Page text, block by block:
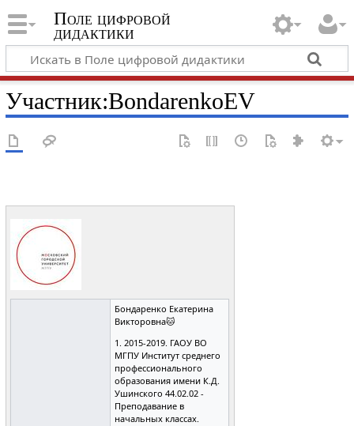
Поле цифровой
дидактики
Участник:BondarenkoEV
Бондаренко Екатерина
Викторовна🐱
1. 2015-2019. ГАОУ ВО
МГПУ Институт среднего
профессионального
образования имени К.Д.
Ушинского 44.02.02 -
Преподавание в
начальных классах.